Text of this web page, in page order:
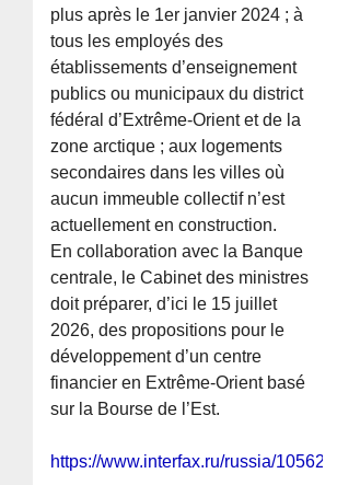
plus après le 1er janvier 2024 ; à
tous les employés des
établissements d’enseignement
publics ou municipaux du district
fédéral d’Extrême-Orient et de la
zone arctique ; aux logements
secondaires dans les villes où
aucun immeuble collectif n’est
actuellement en construction.
En collaboration avec la Banque
centrale, le Cabinet des ministres
doit préparer, d’ici le 15 juillet
2026, des propositions pour le
développement d’un centre
financier en Extrême-Orient basé
sur la Bourse de l’Est.
https://www.interfax.ru/russia/1056298